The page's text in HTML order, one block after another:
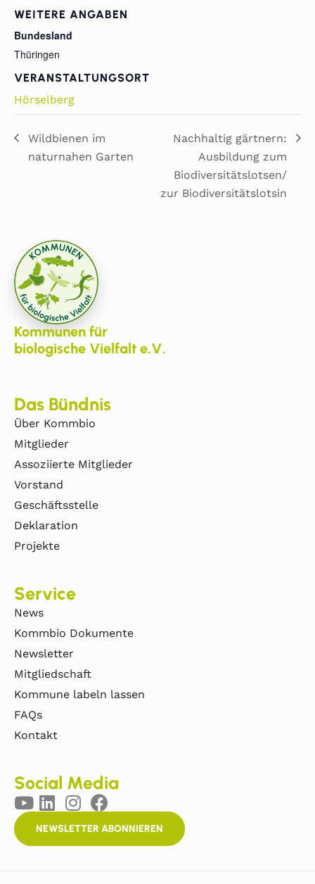
VERANSTALTUNGSORT
Hörselberg
WEITERE ANGABEN
Bundesland
Thüringen
Wildbienen im
naturnahen Garten
Nachhaltig gärtnern:
Ausbildung zum
Biodiversitätslotsen/
zur Biodiversitätslotsin
Kommunen für
biologische Vielfalt e.V.
Das Bündnis
Über Kommbio
Mitglieder
Assoziierte Mitglieder
Vorstand
Geschäftsstelle
Deklaration
Projekte
Service
News
Kommbio Dokumente
Newsletter
Mitgliedschaft
Kommune labeln lassen
FAQs
Kontakt
Social Media
NEWSLETTER ABONNIEREN